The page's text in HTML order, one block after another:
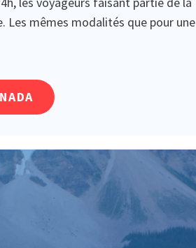
Les mêmes modalités que pour une